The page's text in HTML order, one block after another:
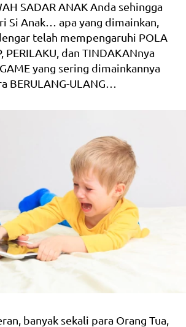
SADAR ANAK Anda sehingga
Si Anak… apa yang dimainkan,
telah mempengaruhi POLA
PERILAKU, dan TINDAKANnya
yang sering dimainkannya
BERULANG-ULANG…
banyak sekali para Orang Tua,